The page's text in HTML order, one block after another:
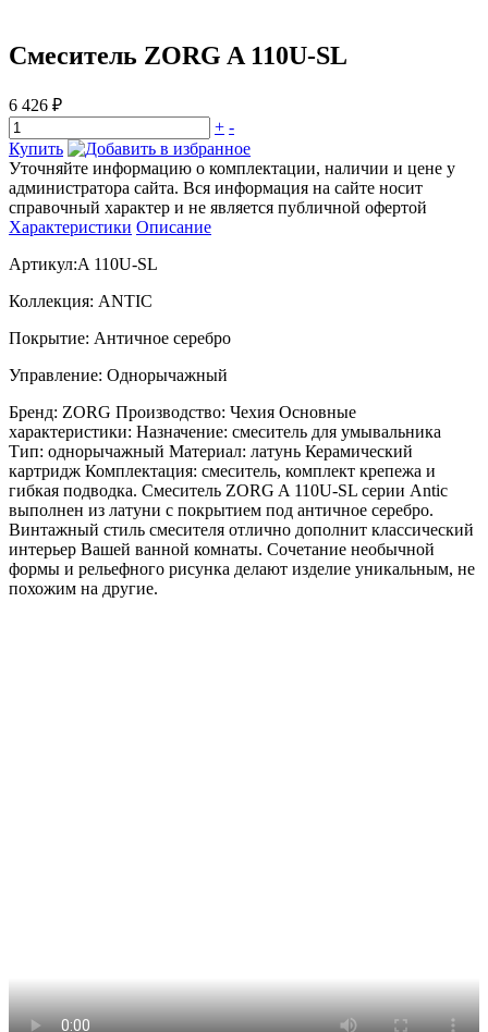
Смеситель ZORG A 110U-SL
6 426 ₽
+ -
Купить
Уточняйте информацию о комплектации, наличии и цене у
администратора сайта. Вся информация на сайте носит
справочный характер и не является публичной офертой
Характеристики Описание
Артикул:A 110U-SL
Коллекция: ANTIC
Покрытие: Античное серебро
Управление: Однорычажный
Бренд: ZORG Производство: Чехия Основные
характеристики: Назначение: смеситель для умывальника
Тип: однорычажный Материал: латунь Керамический
картридж Комплектация: смеситель, комплект крепежа и
гибкая подводка. Смеситель ZORG A 110U-SL серии Antic
выполнен из латуни с покрытием под античное серебро.
Винтажный стиль смесителя отлично дополнит классический
интерьер Вашей ванной комнаты. Сочетание необычной
формы и рельефного рисунка делают изделие уникальным, не
похожим на другие.